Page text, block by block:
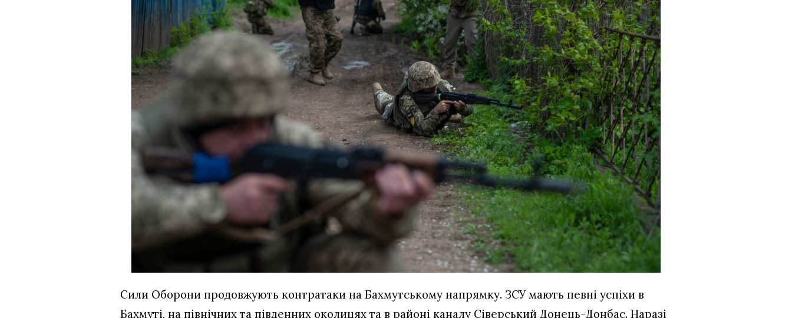
Сили Оборони продовжують контратаки на Бахмутському напрямку. ЗСУ мають певні успіхи в
Бахмуті, на північних та південних околицях та в районі каналу Сіверський Донець-Донбас. Наразі